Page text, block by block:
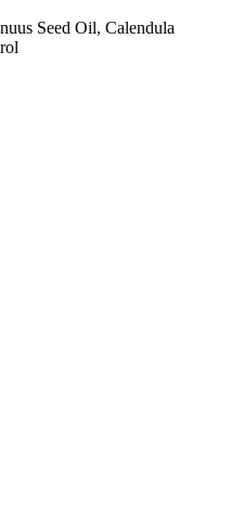
Seed Oil, Calendula